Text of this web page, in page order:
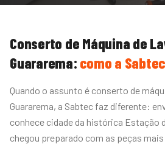
Conserto de Máquina de
Guararema: como a
Quando o assunto é conserto de
Guararema, a Sabtec faz diferente:
conhece cidade da histórica Estação
chegou preparado com as peças